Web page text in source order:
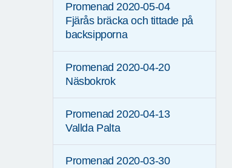
Promenad 2020-05-04
Fjärås bräcka och tittade på
backsipporna
Promenad 2020-04-20
Näsbokrok
Promenad 2020-04-13
Vallda Palta
Promenad 2020-03-30